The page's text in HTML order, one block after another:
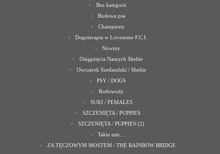
Bez kategorii
Budowa psa
Championy
Dogoterapia w Lovesome F.C.I.
Nowiny
Osiągnięcia Naszych Sheltie
Owczarek Szetlandzki / Sheltie
PSY / DOGS
Rodowody
SUKI / FEMALES
SZCZENIĘTA / PUPPIES
SZCZENIĘTA / PUPPIES (2)
Takie tam…
ZA TĘCZOWYM MOSTEM / THE RAINBOW BRIDGE